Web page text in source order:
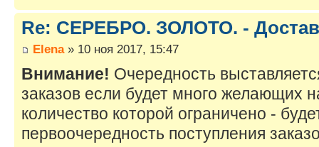
Re: СЕРЕБРО. ЗОЛОТО. -
Elena» 10 ноя 2017, 15:47
Внимание! Очередность
заказов если будет много желающих
количество которой ограничено -
первоочередность поступления